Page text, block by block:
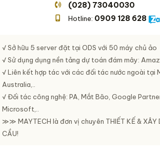
(028) 73040030
Hotline: 0909 128 628
√ Sở hữu 5 server đặt tại ODS với 50 máy chủ ảo
√ Sử dụng dụng nền tảng dự toán đám mây:
√ Liên kết hợp tác với các đối tác nước ngoài tại
Australia,..
√ Đối tác công nghệ: PA, Mắt Bão, Google
Microsoft,..
≫≫ MAYTECH là đơn vị chuyên THIẾT KẾ & XÂY
CẦU!